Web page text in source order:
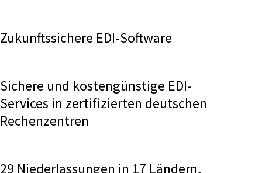
Zukunftssichere EDI-Software
Sichere und kostengünstige EDI-
Services in zertifizierten deutschen
Rechenzentren
29 Niederlassungen in 17 Ländern,